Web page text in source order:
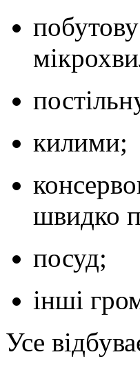
килими;
швидко
посуд;
інші
Усе